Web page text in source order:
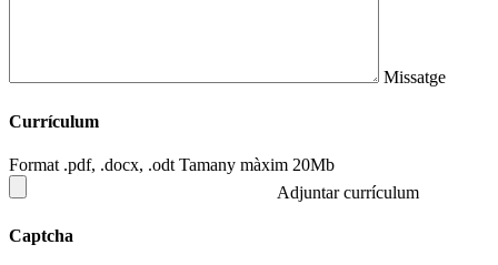
Missatge
Currículum
Format .pdf, .docx, .odt Tamany màxim 20Mb
Adjuntar currículum
Captcha